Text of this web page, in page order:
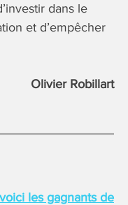
dans le
et d’empêcher
Olivier Robillart
les gagnants de